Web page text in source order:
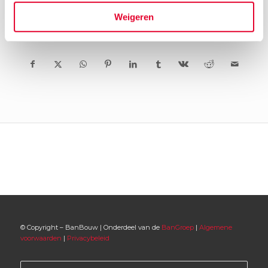
Weigeren
© Copyright – BanBouw | Onderdeel van de BanGroep| Algemene
voorwaarden | Privacybeleid